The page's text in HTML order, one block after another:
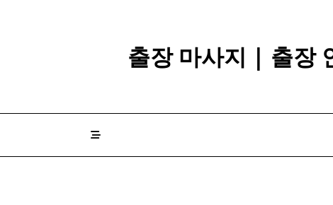
출장 마사지 | 출장